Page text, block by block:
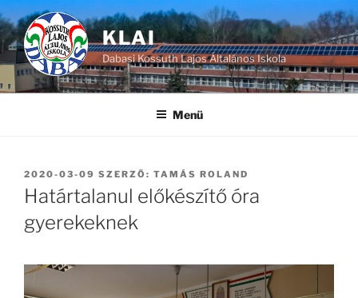
Tartalomhoz
KLAI
Dabasi Kossuth Lajos Általános Iskola
Menü
BEKÜLDVE:
2020-03-09 SZERZŐ: TAMÁS ROLAND
Határtalanul előkészítő óra
gyerekeknek